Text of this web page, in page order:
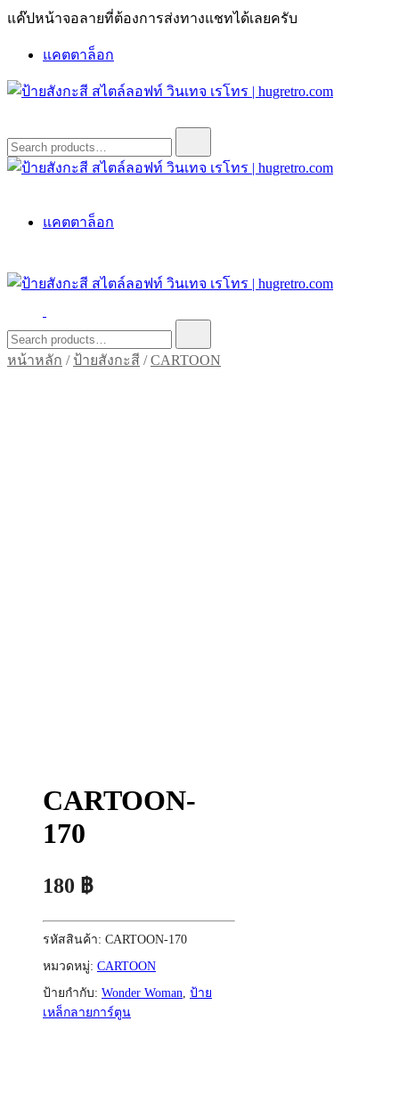
Skip
แค๊ปหน้าจอลายที่ต้องการส่งทางแชทได้เลยครับ
แคตตาล็อก
ป้ายสังกะสี สไตล์ลอฟท์ วินเทจ เรโทร | hugretro.com
ป้ายวินเทจ แต่งบ้าน ร้านกาแฟ ผับ โรงแรม ป้ายโค้ก เป็ปซี่เวสป้า
ฮาร์เล่ย์โฆษณาเก่าโบราณ มีราคาแบบสวยๆเพียบหรือสั่งทำโทร
O8664277II
for:
ฮาร์เล่ย์โฆษณาเก่าโบราณ มีราคาแบบสวยๆเพียบหรือสั่งทำโทร
แคตตาล็อก
ป้ายสังกะสี สไตล์ลอฟท์ วินเทจ เรโทร | hugretro.com
ป้ายวินเทจ แต่งบ้าน ร้านกาแฟ ผับ โรงแรม ป้ายโค้ก เป็ปซี่เวสป้า
ฮาร์เล่ย์โฆษณาเก่าโบราณ มีราคาแบบสวยๆเพียบหรือสั่งทำโทร
O8664277II
for:
หน้าหลัก / ป้ายสังกะสี /CARTOON
CARTOON-
170
180 ฿
รหัสสินค้า: CARTOON-170
หมวดหมู่: CARTOON
ป้ายกำกับ: Wonder Woman, ป้าย
เหล็กลายการ์ตูน